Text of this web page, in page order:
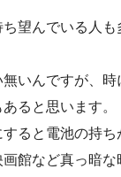
望んでいる人
いんですが、
ると思います。
ると電池の持
館など真っ暗